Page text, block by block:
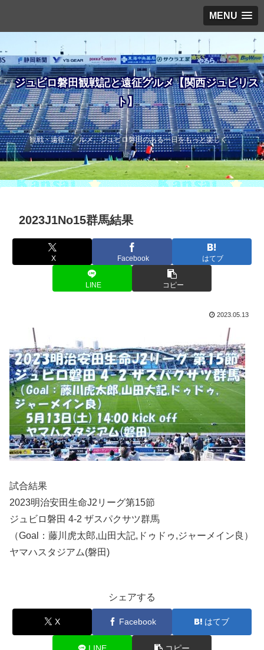
MENU
ジュビロ磐田観戦記と遠征グルメ【関西ジュビリス
ト】
観戦・遠征・グルメ。ジュビロ磐田のある一日をもっと楽しく。
2023J1No15群馬結果
X Facebook はてブ
LINE コピー
2023.05.13
試合結果
2023明治安田生命J2リーグ第15節
ジュビロ磐田 4-2 ザスパクサツ群馬
（Goal：藤川虎太郎,山田大記,ドゥドゥ,ジャーメイン良）
ヤマハスタジアム(磐田)
シェアする
X Facebook はてブ
LINE コピー